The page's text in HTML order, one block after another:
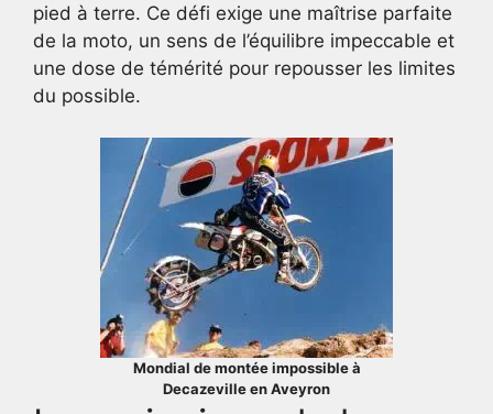
pied à terre. Ce défi exige une maîtrise parfaite
de la moto, un sens de l’équilibre impeccable et
une dose de témérité pour repousser les limites
du possible.
Mondial de montée impossible à
Decazeville en Aveyron